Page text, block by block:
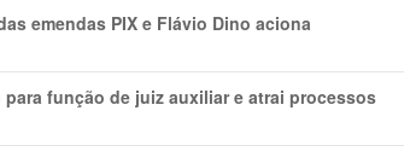
emendas PIX e Flávio Dino aciona
função de juiz auxiliar e atrai processos